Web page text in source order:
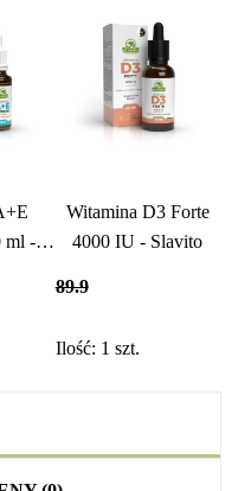
ml -
Witamina D3 Forte
4000 IU - Slavito
89.9
Ilość: 1 szt.